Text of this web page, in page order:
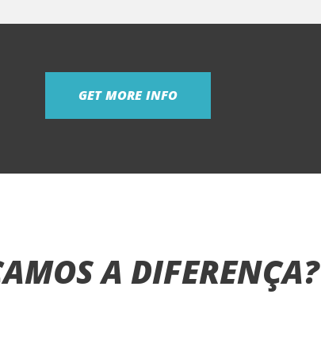
GET MORE INFO
A DIFERENÇA?